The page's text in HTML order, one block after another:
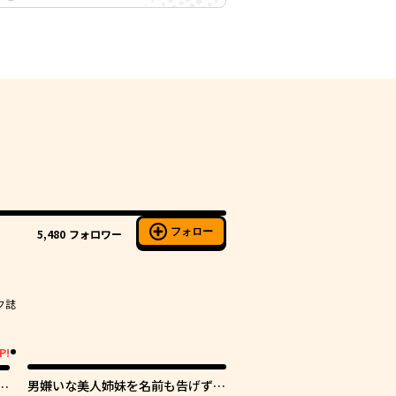
5,480 フォロワー フォロー
誌
男嫌いな美人姉妹を名前も告げずに